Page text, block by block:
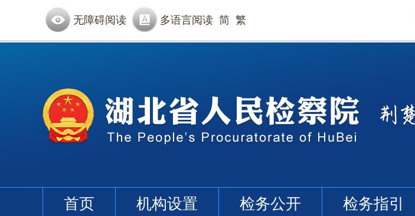
无障碍阅读 多语言阅读 简 繁
首页 机构设置 检务公开 检务指引